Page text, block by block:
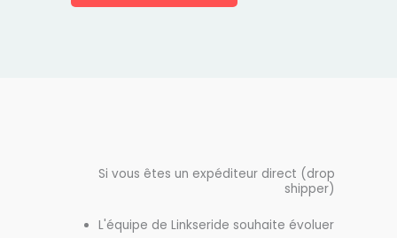
Si vous êtes un expéditeur direct (drop
shipper)
L'équipe de Linkseride souhaite évoluer